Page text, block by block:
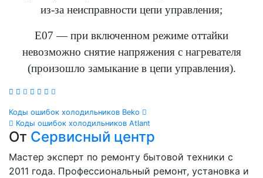
из-за неисправности цепи управления;
Е07 — при включенном режиме оттайки
невозможно снятие напряжения с нагревателя
(произошло замыкание в цепи управления).
Навигация
по
записям
Коды ошибок холодильников Beko
Коды ошибок холодильников Atlant
От Сервисный центр
Мастер эксперт по ремонту бытовой техники с
2011 года. Профессиональный ремонт, установка и